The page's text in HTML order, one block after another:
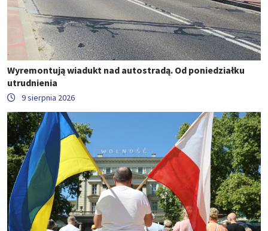
Wyremontują wiadukt nad autostradą. Od poniedziałku
utrudnienia
9 sierpnia 2026